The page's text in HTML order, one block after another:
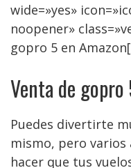
wide=»yes»
noopener»
gopro 5 en
Venta de
Puedes divertirte
mismo, pero varios
hacer que tus